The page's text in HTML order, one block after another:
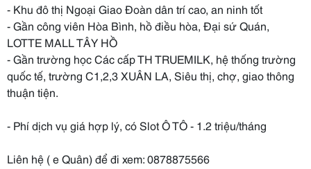
- Khu đô thị Ngoại Giao Đoàn dân trí cao, an ninh tốt
- Gần công viên Hòa Bình, hồ điều hòa, Đại sứ Quán,
LOTTE MALL TÂY HỒ
- Gần trường học Các cấp TH TRUEMILK, hệ thống trường
quốc tế, trường C1,2,3 XUÂN LA, Siêu thị, chợ, giao thông
thuận tiện.
- Phí dịch vụ giá hợp lý, có Slot Ô TÔ - 1.2 triệu/tháng
Liên hệ ( e Quân) để đi xem: 0878875566